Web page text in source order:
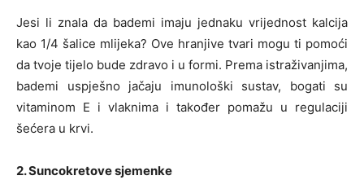
Jesi li znala da bademi imaju jednaku vrijednost kalcija
kao 1/4 šalice mlijeka? Ove hranjive tvari mogu ti pomoći
da tvoje tijelo bude zdravo i u formi. Prema istraživanjima,
bademi uspješno jačaju imunološki sustav, bogati su
vitaminom E i vlaknima i također pomažu u regulaciji
šećera u krvi.
2. Suncokretove sjemenke